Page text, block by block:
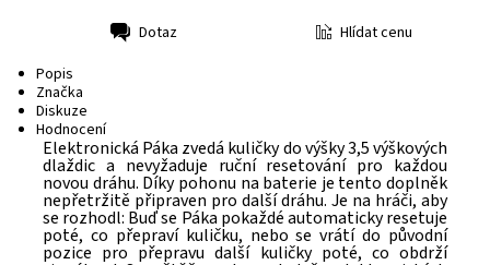
Dotaz
Hlídat cenu
Popis
Značka
Diskuze
Hodnocení
Elektronická Páka zvedá kuličky do výšky 3,5 výškových
dlaždic a nevyžaduje ruční resetování pro každou
novou dráhu. Díky pohonu na baterie je tento doplněk
nepřetržitě připraven pro další dráhu. Je na hráči, aby
se rozhodl: Buď se Páka pokaždé automaticky resetuje
poté, co přepraví kuličku, nebo se vrátí do původní
pozice pro přepravu další kuličky poté, co obdrží